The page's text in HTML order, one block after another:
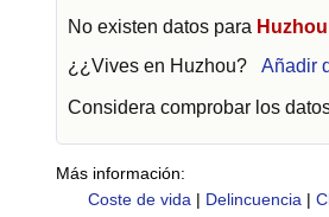
No existen datos para Huzhou
¿¿Vives en Huzhou? Añadir
Considera comprobar los
Más información:
Coste de vida | Delincuencia |